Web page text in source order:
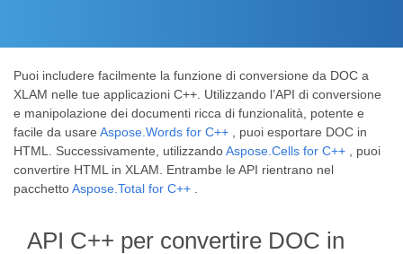
Puoi includere facilmente la funzione di conversione da DOC a
XLAM nelle tue applicazioni C++. Utilizzando l’API di conversione
e manipolazione dei documenti ricca di funzionalità, potente e
facile da usare Aspose.Words for C++ , puoi esportare DOC in
HTML. Successivamente, utilizzandoAspose.Cells for C++ , puoi
convertire HTML in XLAM. Entrambe le API rientrano nel
pacchettoAspose.Total for C++
API C++ per convertire DOC in